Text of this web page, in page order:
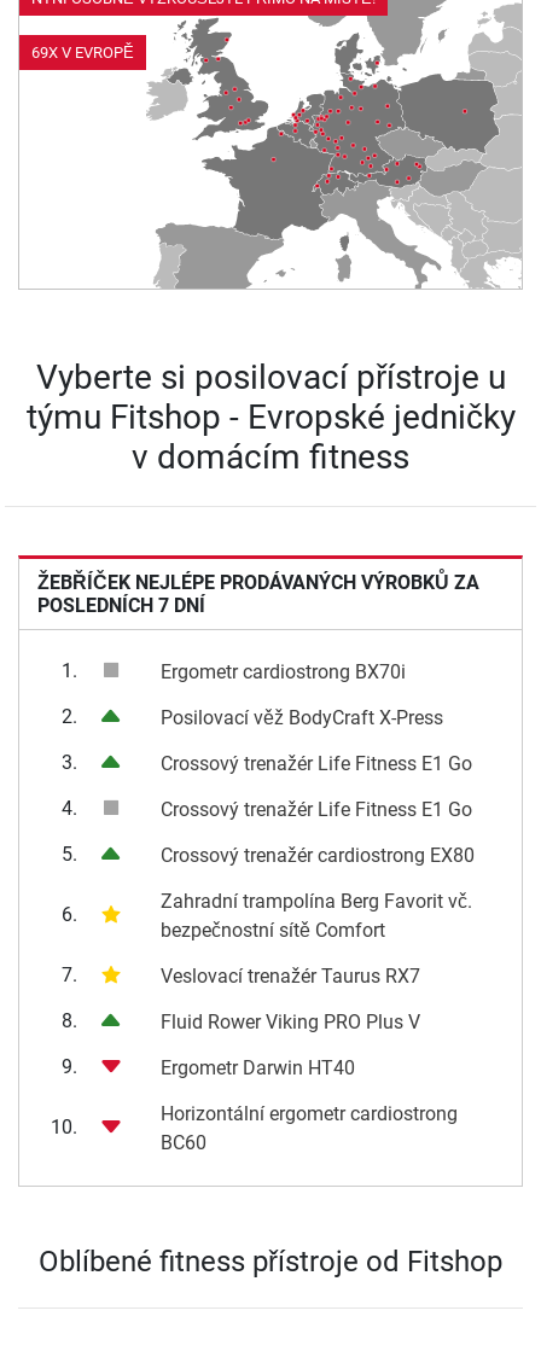
69X V EVROPĚ
Vyberte si posilovací přístroje u
týmu Fitshop - Evropské jedničky
v domácím fitness
ŽEBŘÍČEK NEJLÉPE PRODÁVANÝCH VÝROBKŮ ZA
POSLEDNÍCH 7 DNÍ
1.
Ergometr cardiostrong BX70i
2.
Posilovací věž BodyCraft X-Press
3.
Crossový trenažér Life Fitness E1 Go
4.
Crossový trenažér Life Fitness E1 Go
5.
Crossový trenažér cardiostrong EX80
6.
Zahradní trampolína Berg Favorit vč.
bezpečnostní sítě Comfort
7.
Veslovací trenažér Taurus RX7
8.
Fluid Rower Viking PRO Plus V
9.
Ergometr Darwin HT40
10.
Horizontální ergometr cardiostrong
BC60
Oblíbené fitness přístroje od Fitshop